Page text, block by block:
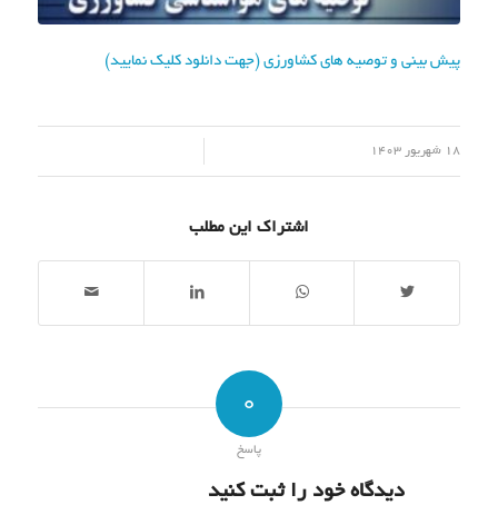
پیش بینی و توصیه های کشاورزی (جهت دانلود کلیک نمایید)
18 شهریور 1403
اشتراک این مطلب
0
پاسخ
دیدگاه خود را ثبت کنید